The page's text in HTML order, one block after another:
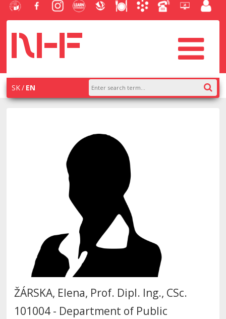
University
of
Economics
Bratislava
Facebook
NHF
Instagram
NHF
Learn
Economics
SlovakDiningAcademic
AiS2
PhoneHelpdesk
SK EN
ŽÁRSKA, Elena, Prof. Dipl. Ing., CSc.
101004 - Department of Public